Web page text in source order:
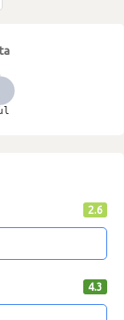
2.6
4.3